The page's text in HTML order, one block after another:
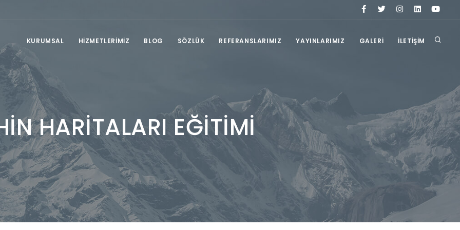
KURUMSAL HİZMETLERİMİZ BLOG SÖZLÜK REFERANSLARIMIZ YAYINLARIMIZ GALERİ İLETİŞİM
HARİTALARI EĞİTİMİ